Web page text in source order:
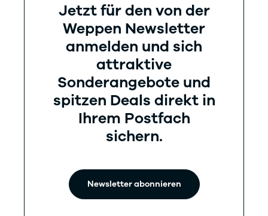
Jetzt für den von der
Weppen Newsletter
anmelden und sich
attraktive
Sonderangebote und
spitzen Deals direkt in
Ihrem Postfach
sichern.
Newsletter abonnieren